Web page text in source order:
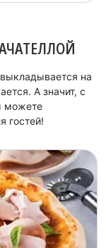
на
А значит, с
можете
гостей!